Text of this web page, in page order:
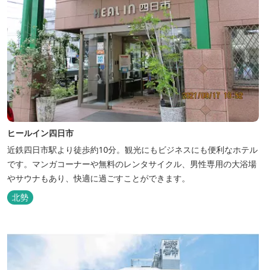
ヒールイン四日市
近鉄四日市駅より徒歩約10分。観光にもビジネスにも便利なホテル
です。マンガコーナーや無料のレンタサイクル、男性専用の大浴場
やサウナもあり、快適に過ごすことができます。
北勢